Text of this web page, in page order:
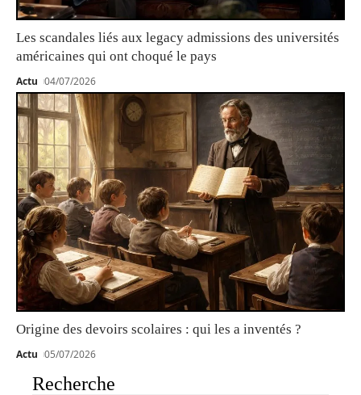
Les scandales liés aux legacy admissions des universités
américaines qui ont choqué le pays
Actu 04/07/2026
Origine des devoirs scolaires : qui les a inventés ?
Actu 05/07/2026
Recherche